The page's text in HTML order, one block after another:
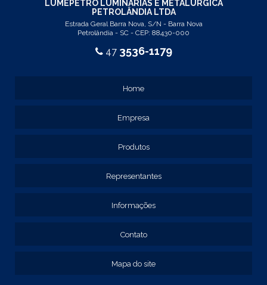
REF: 103005
REF: 105015
LUMEPETRO LUMINÁRIAS E METALÚRGICA
PETROLÂNDIA LTDA
Estrada Geral Barra Nova, S/N - Barra Nova
Petrolândia - SC - CEP: 88430-000
47 3536-1179
Home
Empresa
Produtos
Representantes
Informações
Contato
Mapa do site